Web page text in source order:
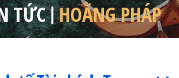
TỨC HOẰNG PHÁP